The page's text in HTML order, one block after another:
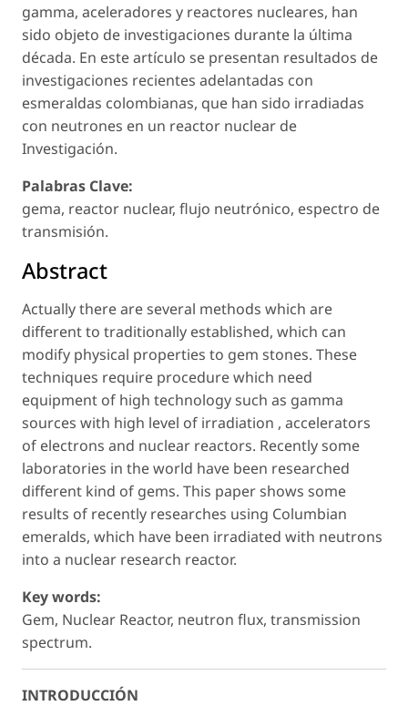
gamma, aceleradores y reactores nucleares, han
sido objeto de investigaciones durante la última
década. En este artículo se presentan resultados de
investigaciones recientes adelantadas con
esmeraldas colombianas, que han sido irradiadas
con neutrones en un reactor nuclear de
Investigación.
Palabras Clave:
gema, reactor nuclear, flujo neutrónico, espectro de
transmisión.
Abstract
Actually there are several methods which are
different to traditionally established, which can
modify physical properties to gem stones. These
techniques require procedure which need
equipment of high technology such as gamma
sources with high level of irradiation , accelerators
of electrons and nuclear reactors. Recently some
laboratories in the world have been researched
different kind of gems. This paper shows some
results of recently researches using Columbian
emeralds, which have been irradiated with neutrons
into a nuclear research reactor.
Key words:
Gem, Nuclear Reactor, neutron flux, transmission
spectrum.
INTRODUCCIÓN